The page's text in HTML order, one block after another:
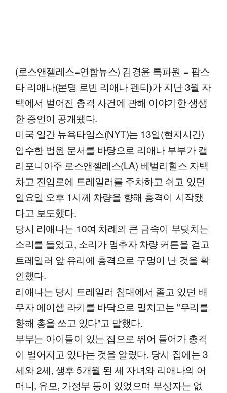
(로스앤젤레스=연합뉴스) 김경윤 특파원 = 팝스
타 리애나(본명 로빈 리애나 펜티)가 지난 3월 자
택에서 벌어진 총격 사건에 관해 이야기한 생생
한 증언이 공개됐다.
미국 일간 뉴욕타임스(NYT)는 13일(현지시간)
입수한 법원 문서를 바탕으로 리애나 부부가 캘
리포니아주 로스앤젤레스(LA) 베벌리힐스 자택
차고 진입로에 트레일러를 주차하고 쉬고 있던
일요일 오후 1시께 차량을 향해 총격이 시작됐
다고 보도했다.
당시 리애나는 10여 차례의 큰 금속이 부딪치는
소리를 들었고, 소리가 멈추자 차량 커튼을 걷고
트레일러 앞 유리에 총격으로 구멍이 난 것을 확
인했다.
리애나는 당시 트레일러 침대에서 졸고 있던 배
우자 에이셉 라키를 바닥으로 밀치고는 "우리를
향해 총을 쏘고 있다"고 말했다.
부부는 아이들이 있는 집으로 뛰어 들어가 총격
이 벌어지고 있다는 것을 알렸다. 당시 집에는 3
세와 2세, 생후 5개월 된 세 자녀와 리애나의 어
머니, 유모, 가정부 등이 있었으며 부상자는 없